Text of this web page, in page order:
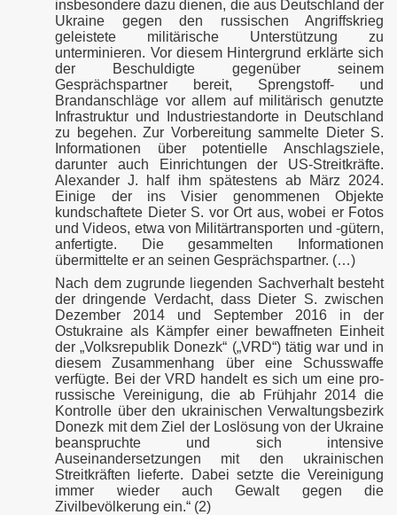
insbesondere dazu dienen, die aus Deutschland der
Ukraine gegen den russischen Angriffskrieg
geleistete militärische Unterstützung zu
unterminieren. Vor diesem Hintergrund erklärte sich
der Beschuldigte gegenüber seinem
Gesprächspartner bereit, Sprengstoff- und
Brandanschläge vor allem auf militärisch genutzte
Infrastruktur und Industriestandorte in Deutschland
zu begehen. Zur Vorbereitung sammelte Dieter S.
Informationen über potentielle Anschlagsziele,
darunter auch Einrichtungen der US-Streitkräfte.
Alexander J. half ihm spätestens ab März 2024.
Einige der ins Visier genommenen Objekte
kundschaftete Dieter S. vor Ort aus, wobei er Fotos
und Videos, etwa von Militärtransporten und -gütern,
anfertigte. Die gesammelten Informationen
übermittelte er an seinen Gesprächspartner. (…)
Nach dem zugrunde liegenden Sachverhalt besteht
der dringende Verdacht, dass Dieter S. zwischen
Dezember 2014 und September 2016 in der
Ostukraine als Kämpfer einer bewaffneten Einheit
der „Volksrepublik Donezk“ („VRD“) tätig war und in
diesem Zusammenhang über eine Schusswaffe
verfügte. Bei der VRD handelt es sich um eine pro-
russische Vereinigung, die ab Frühjahr 2014 die
Kontrolle über den ukrainischen Verwaltungsbezirk
Donezk mit dem Ziel der Loslösung von der Ukraine
beanspruchte und sich intensive
Auseinandersetzungen mit den ukrainischen
Streitkräften lieferte. Dabei setzte die Vereinigung
immer wieder auch Gewalt gegen die
Zivilbevölkerung ein.“ (2)
in Katalonien